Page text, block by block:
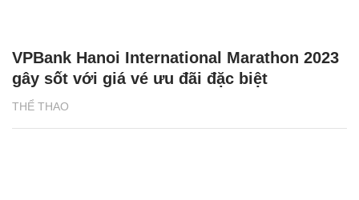
THỂ THAO
VPBank Hanoi International Marathon 2023
gây sốt với giá vé ưu đãi đặc biệt